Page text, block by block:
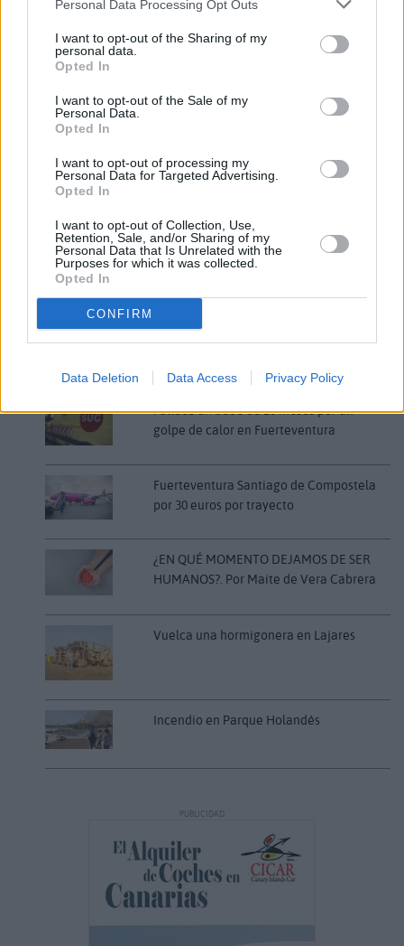
Personal Data Processing Opt Outs
I want to opt-out of the Sharing of my
personal data.
Opted In
I want to opt-out of the Sale of my
Personal Data.
Opted In
I want to opt-out of processing my
Personal Data for Targeted Advertising.
Opted In
I want to opt-out of Collection, Use,
Retention, Sale, and/or Sharing of my
Personal Data that Is Unrelated with the
Purposes for which it was collected.
Opted In
CONFIRM
Data Deletion Data Access Privacy Policy
ningún precedente en la historia de la democracia
en que "se haya dejado tirada a una comunidad
autónoma en una situación de emergencia" como
un año.
"Me costaría creer que en estas circunstancias
haya gente que no esté a favor, pero si no lo están
el presidente canario.
Comentarios (0)
Fallece un bebé de 20 meses por un
golpe de calor en Fuerteventura
Fuerteventura Santiago de Compostela
por 30 euros por trayecto
¿EN QUÉ MOMENTO DEJAMOS DE SER
HUMANOS?. Por Maite de Vera Cabrera
Vuelca una hormigonera en Lajares
Incendio en Parque Holandés
PUBLICIDAD